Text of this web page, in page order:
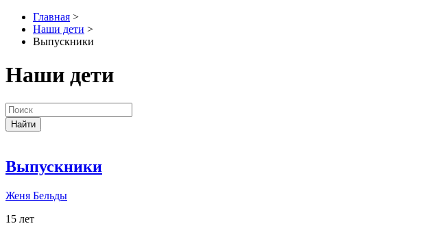
Главная >
Наши дети >
Выпускники
Наши дети
Найти
Выпускники
Женя Бельды
15 лет